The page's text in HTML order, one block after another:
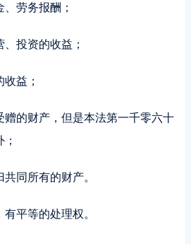
、劳务报酬；
、投资的收益；
收益；
赠的财产，但是本法第一千零六十
共同所有的财产。
平等的处理权。